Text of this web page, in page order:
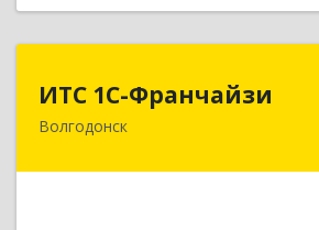
ИТС 1С-Франчайзи
Волгодонск
ИТС
347380, Ростовская обл,